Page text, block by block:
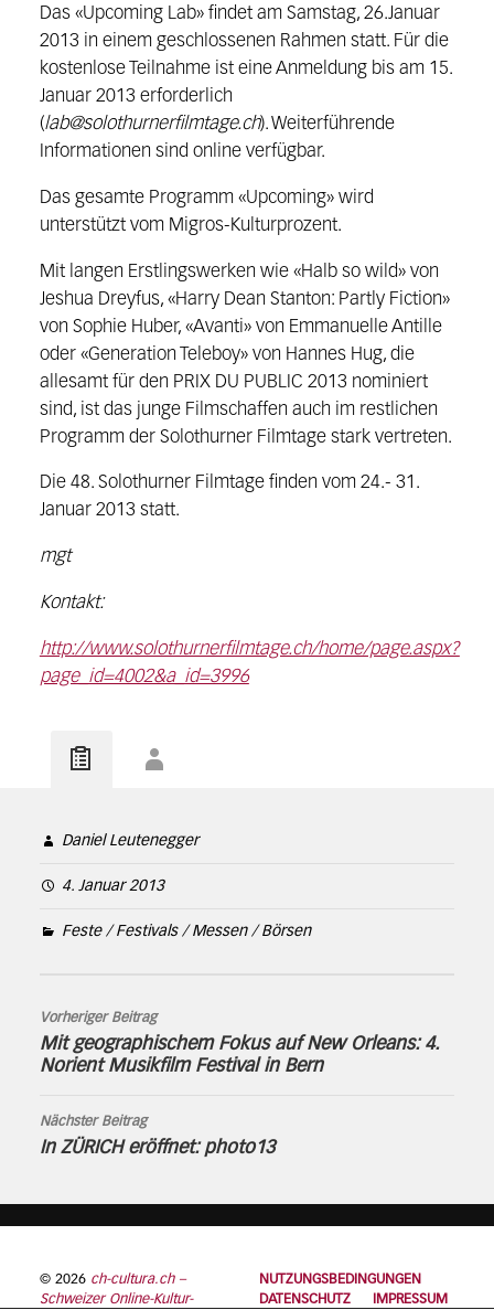
Das «Upcoming Lab» findet am Samstag, 26.Januar
2013 in einem geschlossenen Rahmen statt. Für die
kostenlose Teilnahme ist eine Anmeldung bis am 15.
Januar 2013 erforderlich
(lab@solothurnerfilmtage.ch). Weiterführende
Informationen sind online verfügbar.
Das gesamte Programm «Upcoming» wird
unterstützt vom Migros-Kulturprozent.
Mit langen Erstlingswerken wie «Halb so wild» von
Jeshua Dreyfus, «Harry Dean Stanton: Partly Fiction»
von Sophie Huber, «Avanti» von Emmanuelle Antille
oder «Generation Teleboy» von Hannes Hug, die
allesamt für den PRIX DU PUBLIC 2013 nominiert
sind, ist das junge Filmschaffen auch im restlichen
Programm der Solothurner Filmtage stark vertreten.
Die 48. Solothurner Filmtage finden vom 24.- 31.
Januar 2013 statt.
mgt
Kontakt:
http://www.solothurnerfilmtage.ch/home/page.aspx?
page_id=4002&a_id=3996
Daniel Leutenegger
4. Januar 2013
Feste / Festivals / Messen / Börsen
Vorheriger Beitrag
Mit geographischem Fokus auf New Orleans: 4.
Norient Musikfilm Festival in Bern
Nächster Beitrag
In ZÜRICH eröffnet: photo13
© 2026 ch-cultura.ch –
Schweizer Online-Kultur-
NUTZUNGSBEDINGUNGEN
DATENSCHUTZ
IMPRESSUM